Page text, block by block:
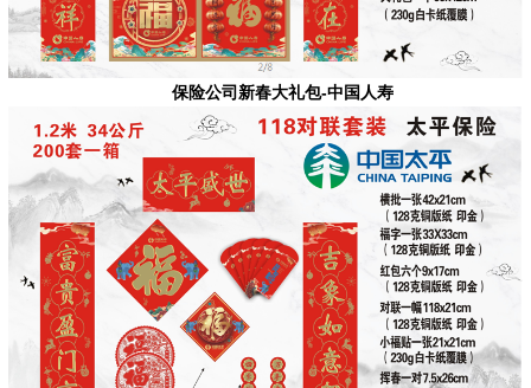
保险公司新春大礼包-中国人寿